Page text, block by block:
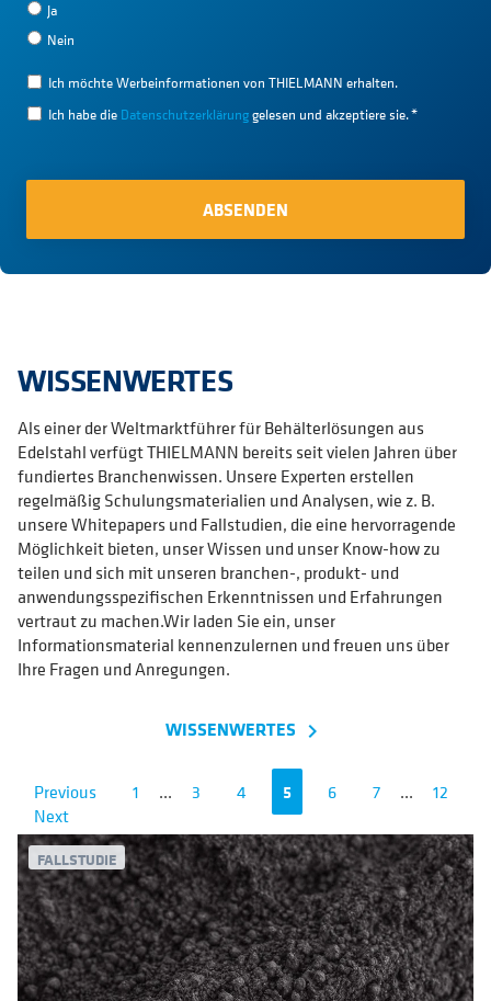
Ja
Nein
Ich möchte Werbeinformationen von THIELMANN erhalten.
Ich habe die Datenschutzerklärunggelesen und akzeptiere sie.*
WISSENWERTES
Als einer der Weltmarktführer für Behälterlösungen aus
Edelstahl verfügt THIELMANN bereits seit vielen Jahren über
fundiertes Branchenwissen. Unsere Experten erstellen
regelmäßig Schulungsmaterialien und Analysen, wie z. B.
unsere Whitepapers und Fallstudien, die eine hervorragende
Möglichkeit bieten, unser Wissen und unser Know-how zu
teilen und sich mit unseren branchen-, produkt- und
anwendungsspezifischen Erkenntnissen und Erfahrungen
vertraut zu machen.Wir laden Sie ein, unser
Informationsmaterial kennenzulernen und freuen uns über
Ihre Fragen und Anregungen.
WISSENWERTES navigate_next
Previous 1 ... 3 4 5 6 7 ...
12
Next
FALLSTUDIE